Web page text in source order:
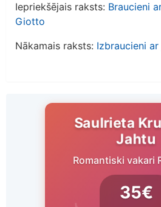
Iepriekšējais raksts: Braucieni
Giotto
Nākamais raksts: Izbraucieni
Saulrieta
Jahtu
Romantiski vakari
35€